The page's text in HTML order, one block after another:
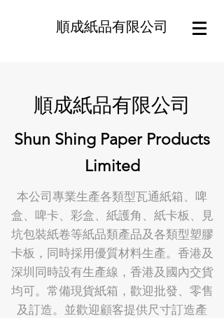
順成紙品有限公司
順成紙品有限公司
Shun Shing Paper Products
Limited
本公司專業生產各類型瓦通紙箱、啤
盒、啤卡、彩盒、紙護角、紙卡板、見
坑包裝紙卷等紙品類產品及各類型塑膠
卡板，同時採用優質材料生產。香港及
深圳同時設有生產線，香港及國內交貨
均可。常備現貨紙箱，歡迎批發、零售
及訂造。並歡迎顧客提供尺寸訂造產